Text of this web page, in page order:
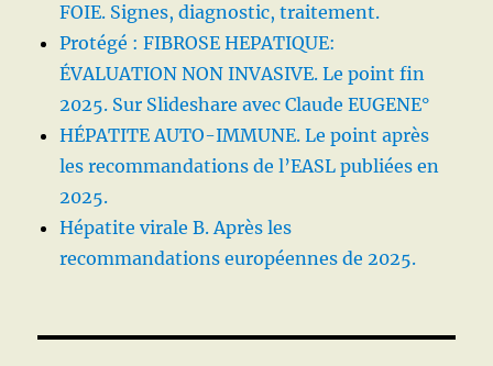
FOIE. Signes, diagnostic, traitement.
Protégé : FIBROSE HEPATIQUE:
ÉVALUATION NON INVASIVE. Le point fin
2025. Sur Slideshare avec Claude EUGENE°
HÉPATITE AUTO-IMMUNE. Le point après
les recommandations de l’EASL publiées en
2025.
Hépatite virale B. Après les
recommandations européennes de 2025.